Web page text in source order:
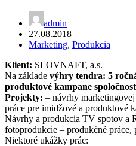
admin
27.08.2018
Marketing, Produkcia
Klient: SLOVNAFT, a.s.
Na základe výhry tendra: 5
produktové kampane
Projekty: – návrhy
práce pre imidžové a produktové
Návrhy a produkcia TV spotov a
fotoprodukcie – produkčné práce,
Niektoré ukážky prác: